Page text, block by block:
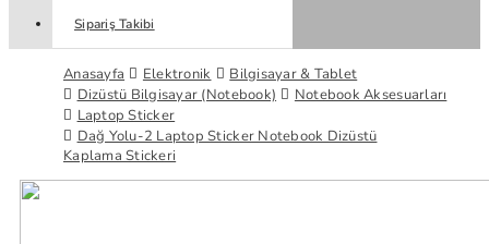
Sipariş Takibi
Anasayfa Elektronik
Bilgisayar & Tablet
Dizüstü Bilgisayar (Notebook)
Notebook Aksesuarları
Laptop Sticker
Dağ Yolu-2 Laptop Sticker Notebook Dizüstü
Kaplama Stickeri